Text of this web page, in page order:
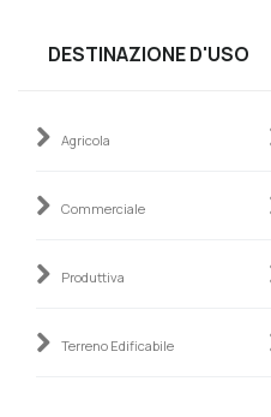
DESTINAZIONE D'USO
Agricola
Commerciale
Produttiva
Terreno Edificabile